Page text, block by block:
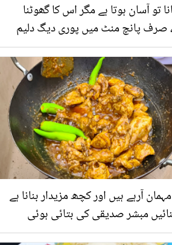
تو آسان ہوتا ہے مگر اس کا گھوٹنا
صرف پانچ منٹ میں پوری دیگ دلیم
آرہے ہیں اور کچھ مزیدار بنانا ہے
مبشر صدیقی کی بتائی ہوئی